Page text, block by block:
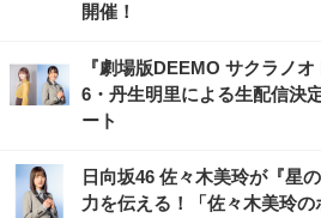
開催！
『劇場版DEEMO サクラノ
6・丹生明里による生配信決
ート
日向坂46 佐々木美玲が『星
力を伝える！「佐々木美玲